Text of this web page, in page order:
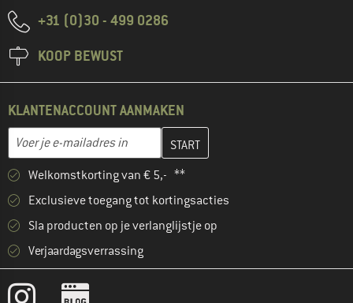
+31 (0)30 - 499 0286
KOOP BEWUST
KLANTENACCOUNT AANMAKEN
E-mailadres
Vul je e-mailadres hier in en maak in de volgende stap je
Welkomstkorting van € 5,- **
Exclusieve toegang tot kortingsacties
Sla producten op je verlanglijstje op
Verjaardagsverrassing